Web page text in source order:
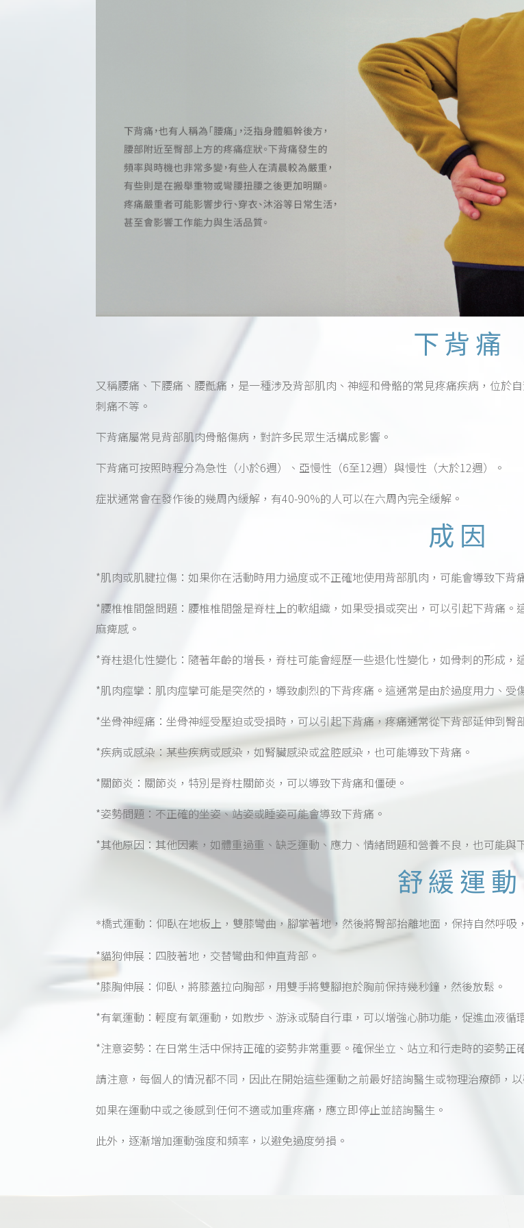
下背痛
又稱腰痛、下腰痛、腰骶痛，是一種涉及背部肌肉、神經和骨骼的常見疼痛疾病，位於
刺痛不等。
下背痛屬常見背部肌肉骨骼傷病，對許多民眾生活構成影響。
下背痛可按照時程分為急性（小於6週）、亞慢性（6至12週）與慢性（大於12週）。
症狀通常會在發作後的幾周內緩解，有40-90%的人可以在六周內完全緩解。
成因
*肌肉或肌腱拉傷：如果你在活動時用力過度或不正確地使用背部肌肉，可能會導致下背
*腰椎椎間盤問題：腰椎椎間盤是脊柱上的軟組織，如果受損或突出，可以引起下背痛
麻痺感。
*脊柱退化性變化：隨著年齡的增長，脊柱可能會經歷一些退化性變化，如骨刺的形成，
*肌肉痙攣：肌肉痙攣可能是突然的，導致劇烈的下背疼痛。這通常是由於過度用力、受
*坐骨神經痛：坐骨神經受壓迫或受損時，可以引起下背痛，疼痛通常從下背部延伸到臀
*疾病或感染：某些疾病或感染，如腎臟感染或盆腔感染，也可能導致下背痛。
*關節炎：關節炎，特別是脊柱關節炎，可以導致下背痛和僵硬。
*姿勢問題：不正確的坐姿、站姿或睡姿可能會導致下背痛。
*其他原因：其他因素，如體重過重、缺乏運動、應力、情緒問題和營養不良，也可能與
舒緩運動
*橋式運動：仰臥在地板上，雙膝彎曲，腳掌著地，然後將臀部抬離地面，保持自然呼吸
*貓狗伸展：四肢著地，交替彎曲和伸直背部。
*膝胸伸展：仰臥，將膝蓋拉向胸部，用雙手將雙腳抱於胸前保持幾秒鐘，然後放鬆。
*有氧運動：輕度有氧運動，如散步、游泳或騎自行車，可以增強心肺功能，促進血液循
*注意姿勢：在日常生活中保持正確的姿勢非常重要。確保坐立、站立和行走時的姿勢正
請注意，每個人的情況都不同，因此在開始這些運動之前最好諮詢醫生或物理治療師，
如果在運動中或之後感到任何不適或加重疼痛，應立即停止並諮詢醫生。
此外，逐漸增加運動強度和頻率，以避免過度勞損。